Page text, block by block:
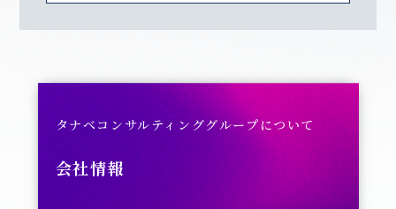
タナベコンサルティンググループについて
会社情報